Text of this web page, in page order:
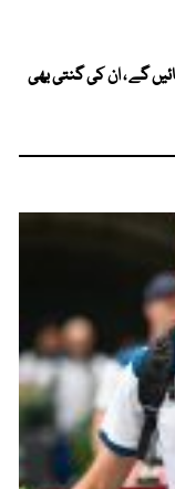
گے ، ان کی گنتی بھی